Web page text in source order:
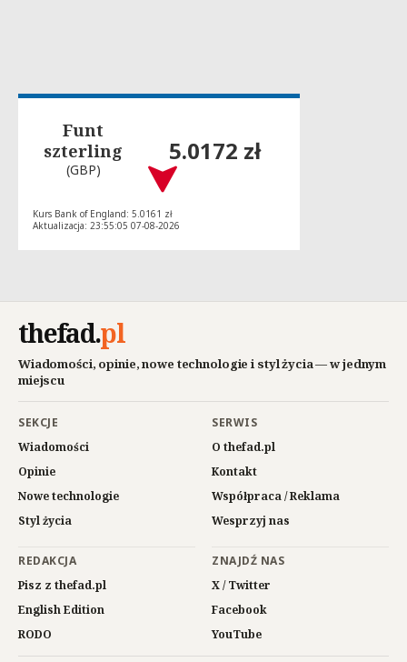
Funt
szterling
(GBP)
5.0172 zł
Kurs Bank of England: 5.0161 zł
Aktualizacja: 23:55:05 07-08-2026
thefad.pl
Wiadomości, opinie, nowe technologie i styl życia — w jednym
miejscu
SEKCJE
Wiadomości
Opinie
Nowe technologie
Styl życia
SERWIS
O thefad.pl
Kontakt
Współpraca / Reklama
Wesprzyj nas
REDAKCJA
Pisz z thefad.pl
English Edition
RODO
ZNAJDŹ NAS
X / Twitter
Facebook
YouTube